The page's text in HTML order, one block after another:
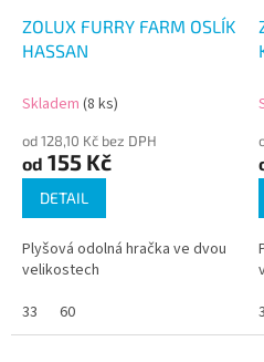
ZOLUX FURRY FARM OSLÍK
HASSAN
Skladem (8 ks)
od 128,10 Kč bez DPH
od 155 Kč
DETAIL
Plyšová odolná hračka ve dvou
velikostech
33
60